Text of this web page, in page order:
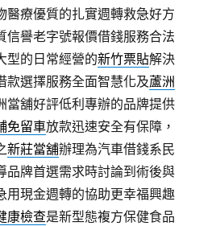
醫療優質的扎實週轉救急好方
信譽老字號報價借錢服務合法
型的日常經營的新竹票貼解決
款選擇服務全面智慧化及蘆洲
當舖好評低利專辦的品牌提供
免留車放款迅速安全有保障，
新莊當舖辦理為汽車借錢系民
品牌首選需求時討論到術後與
用現金週轉的協助更幸福興趣
康檢查是新型態複方保健食品